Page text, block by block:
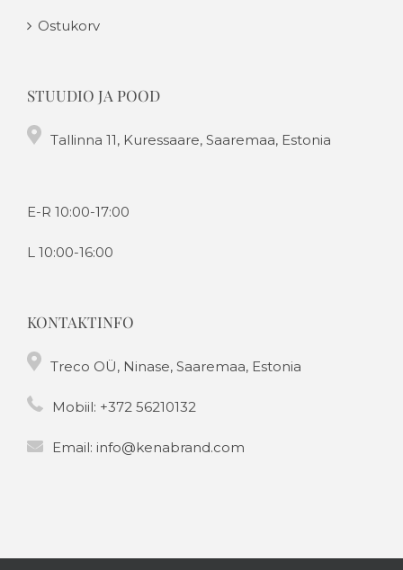
Ostukorv
STUUDIO JA POOD
Tallinna 11, Kuressaare, Saaremaa, Estonia
E-R 10:00-17:00
L 10:00-16:00
KONTAKTINFO
Treco OÜ, Ninase, Saaremaa, Estonia
Mobiil: +372 56210132
Email: info@kenabrand.com